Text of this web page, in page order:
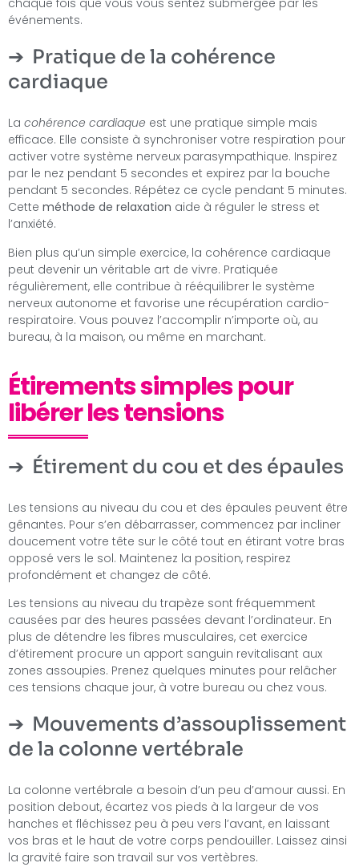
chaque fois que vous vous sentez submergée par les
événements.
Pratique de la cohérence
cardiaque
La cohérence cardiaque est une pratique simple mais
efficace. Elle consiste à synchroniser votre respiration pour
activer votre système nerveux parasympathique. Inspirez
par le nez pendant 5 secondes et expirez par la bouche
pendant 5 secondes. Répétez ce cycle pendant 5 minutes.
Cette méthode de relaxation aide à réguler le stress et
l’anxiété.
Bien plus qu’un simple exercice, la cohérence cardiaque
peut devenir un véritable art de vivre. Pratiquée
régulièrement, elle contribue à rééquilibrer le système
nerveux autonome et favorise une récupération cardio-
respiratoire. Vous pouvez l’accomplir n’importe où, au
bureau, à la maison, ou même en marchant.
Étirements simples pour
libérer les tensions
Étirement du cou et des épaules
Les tensions au niveau du cou et des épaules peuvent être
gênantes. Pour s’en débarrasser, commencez par incliner
doucement votre tête sur le côté tout en étirant votre bras
opposé vers le sol. Maintenez la position, respirez
profondément et changez de côté.
Les tensions au niveau du trapèze sont fréquemment
causées par des heures passées devant l’ordinateur. En
plus de détendre les fibres musculaires, cet exercice
d’étirement procure un apport sanguin revitalisant aux
zones assoupies. Prenez quelques minutes pour relâcher
ces tensions chaque jour, à votre bureau ou chez vous.
Mouvements d’assouplissement
de la colonne vertébrale
La colonne vertébrale a besoin d’un peu d’amour aussi. En
position debout, écartez vos pieds à la largeur de vos
hanches et fléchissez peu à peu vers l’avant, en laissant
vos bras et le haut de votre corps pendouiller. Laissez ainsi
la gravité faire son travail sur vos vertèbres.